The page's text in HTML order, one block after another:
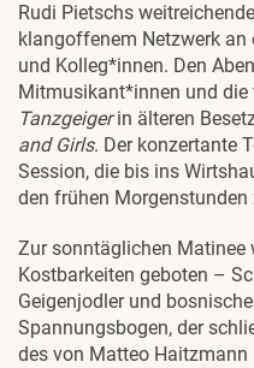
Rudi Pietschs
klangoffenem Netzwerk
und Kolleg*innen. Den
Mitmusikant*innen und die
Tanzgeigerin älteren
and Girls. Der konzertante
Session, die bis ins
den frühen Morgenstunden
Zur sonntäglichen Matinee
Kostbarkeiten geboten –
Geigenjodler und
Spannungsbogen, der
des von Matteo